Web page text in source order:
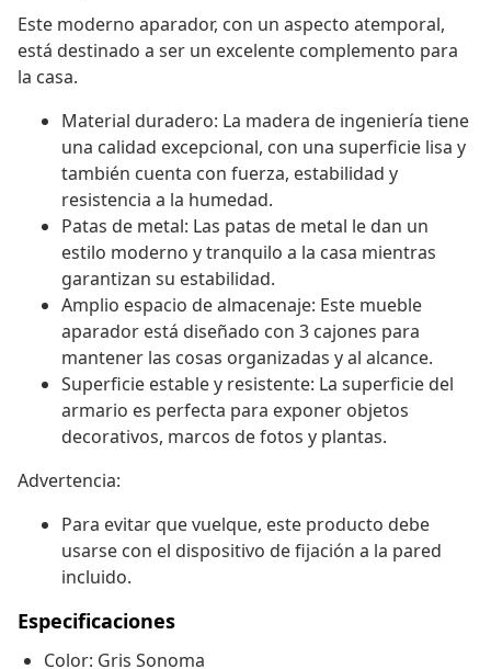
Este moderno aparador, con un aspecto atemporal,
está destinado a ser un excelente complemento para
la casa.
Material duradero: La madera de ingeniería tiene
una calidad excepcional, con una superficie lisa y
también cuenta con fuerza, estabilidad y
resistencia a la humedad.
Patas de metal: Las patas de metal le dan un
estilo moderno y tranquilo a la casa mientras
garantizan su estabilidad.
Amplio espacio de almacenaje: Este mueble
aparador está diseñado con 3 cajones para
mantener las cosas organizadas y al alcance.
Superficie estable y resistente: La superficie del
armario es perfecta para exponer objetos
decorativos, marcos de fotos y plantas.
Advertencia:
Para evitar que vuelque, este producto debe
usarse con el dispositivo de fijación a la pared
incluido.
Especificaciones
Color: Gris Sonoma